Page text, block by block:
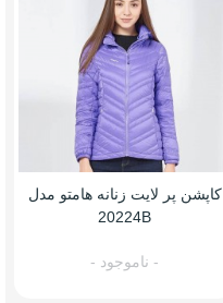
کاپشن پر لایت زنانه هامتو مدل
20224B
- ناموجود -